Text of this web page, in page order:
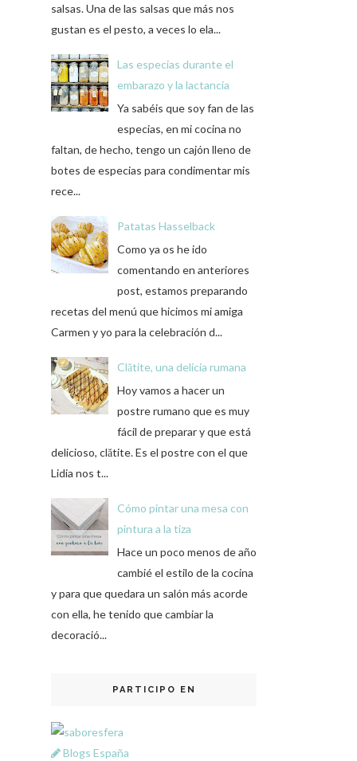
salsas. Una de las salsas que más nos
gustan es el pesto, a veces lo ela...
Las especias durante el
embarazo y la lactancia
Ya sabéis que soy fan de las
especias, en mi cocina no
faltan, de hecho, tengo un cajón lleno de
botes de especias para condimentar mis
rece...
Patatas Hasselback
Como ya os he ido
comentando en anteriores
post, estamos preparando
recetas del menú que hicimos mi amiga
Carmen y yo para la celebración d...
Clătite, una delicia rumana
Hoy vamos a hacer un
postre rumano que es muy
fácil de preparar y que está
delicioso, clătite. Es el postre con el que
Lidia nos t...
Cómo pintar una mesa con
pintura a la tiza
Hace un poco menos de año
cambié el estilo de la cocina
y para que quedara un salón más acorde
con ella, he tenido que cambiar la
decoració...
PARTICIPO EN
Blogs España